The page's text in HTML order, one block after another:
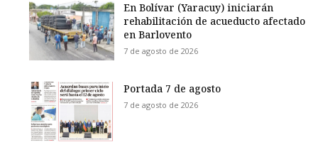
En Bolívar (Yaracuy) iniciarán
rehabilitación de acueducto afectado
en Barlovento
7 de agosto de 2026
Portada 7 de agosto
7 de agosto de 2026